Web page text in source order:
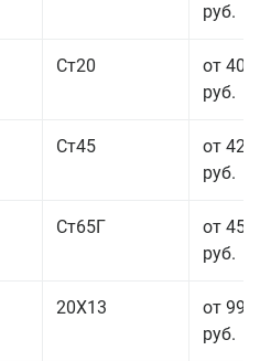
руб.
Ст20
от 40
руб.
Ст45
от 42
руб.
Ст65Г
от 45
руб.
20Х13
от 99
руб.